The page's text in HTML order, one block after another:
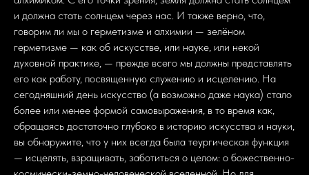
и должна стать солнцем через нас. И также верно, что,
говорим ли мы о герметизме и алхимии — зелёном
герметизме — как об искусстве, или науке, или некой
духовной практике, — прежде всего мы должны представлять
его как работу, посвященную служению и исцелению. На
сегодняшний день искусство (а возможно даже наука) стало
более или менее формой самовыражения, в то время как,
обращаясь достаточно глубоко в историю искусства и науки,
вы обнаружите, что у них всегда была теургическая функция
— исцелять, взращивать, заботиться о целом: о божественно-